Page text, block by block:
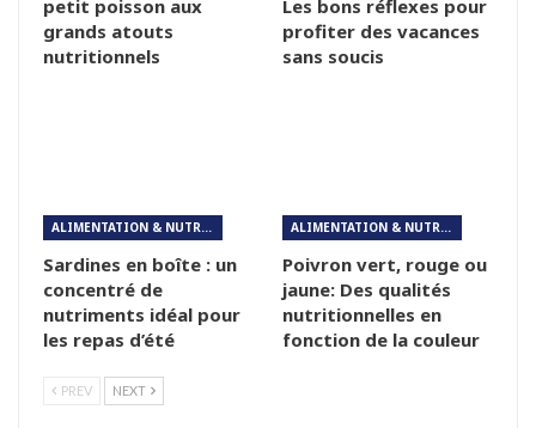
petit poisson aux
grands atouts
nutritionnels
Les bons réflexes pour
profiter des vacances
sans soucis
ALIMENTATION & NUTRITION
Sardines en boîte : un
concentré de
nutriments idéal pour
les repas d’été
ALIMENTATION & NUTRITION
Poivron vert, rouge ou
jaune: Des qualités
nutritionnelles en
fonction de la couleur
PREV NEXT